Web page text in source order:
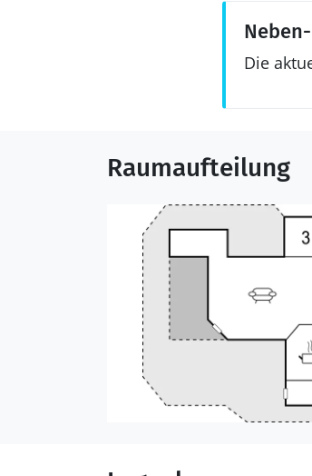
Die
Raumaufteilung